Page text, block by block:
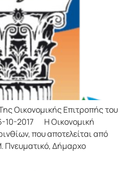
Οικονομικής Επιτρoπής τoυ
10-2017 Η Οικονομική
πoυ απoτελείται από
Πνευματικό, Δήμαρχo